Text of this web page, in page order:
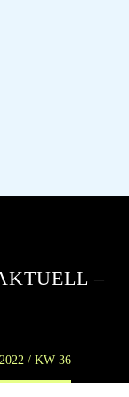
–
/ KW 36